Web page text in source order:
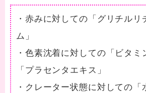
・赤みに対しての「グリチルリ
ム」
・色素沈着に対しての「ビタミ
「プラセンタエキス」
・クレーター状態に対しての